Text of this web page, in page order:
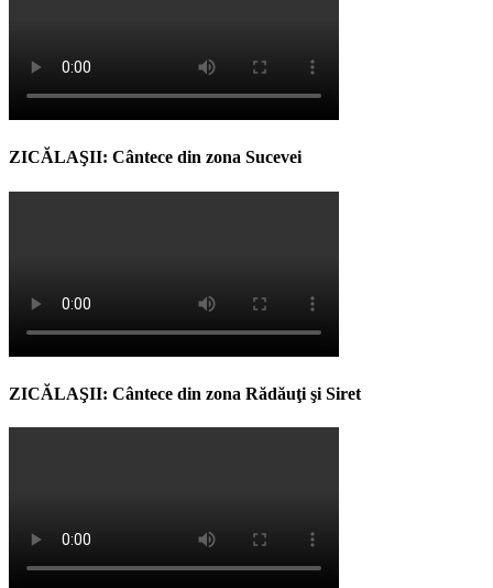
ZICĂLAŞII: Cântece din zona Sucevei
ZICĂLAŞII: Cântece din zona Rădăuţi şi Siret